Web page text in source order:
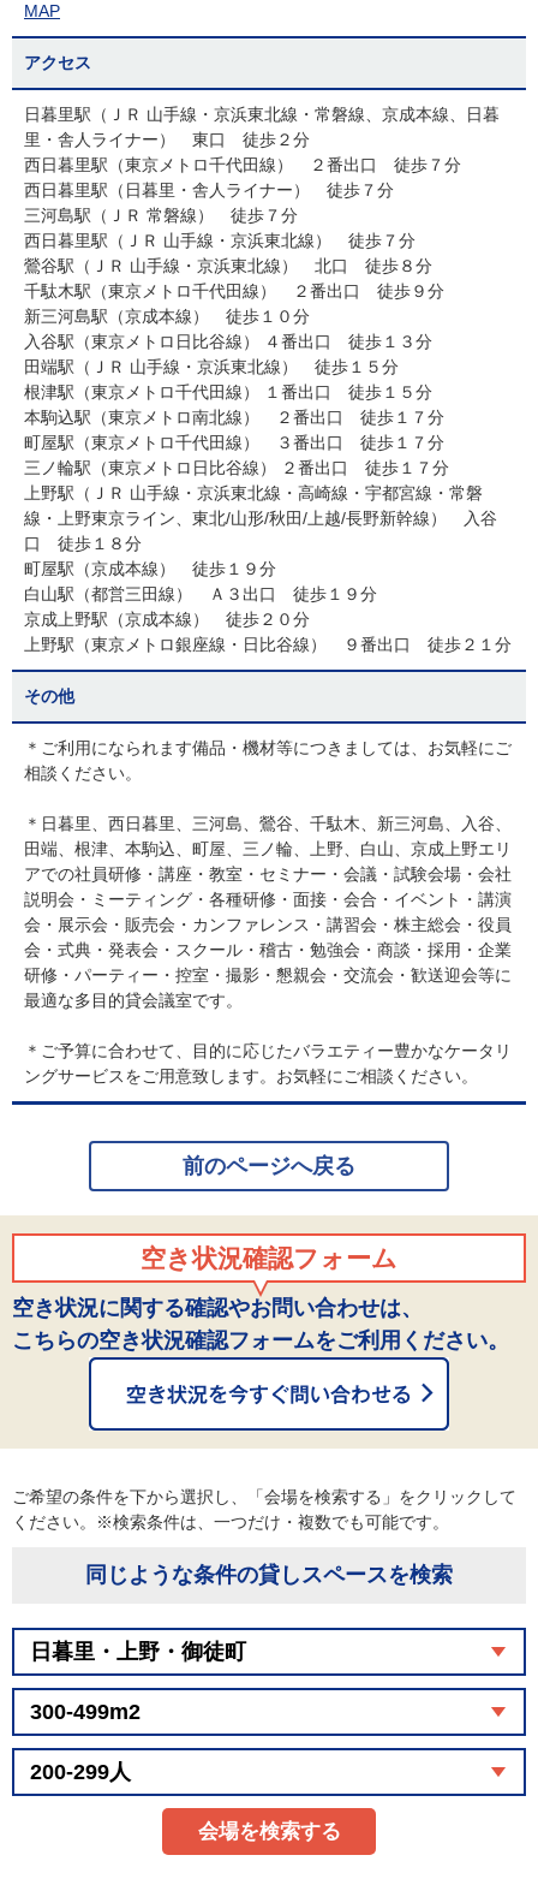
MAP
アクセス
日暮里駅（ＪＲ 山手線・京浜東北線・常磐線、京成本線、日暮
里・舎人ライナー） 東口 徒歩２分
西日暮里駅（東京メトロ千代田線） ２番出口 徒歩７分
西日暮里駅（日暮里・舎人ライナー） 徒歩７分
三河島駅（ＪＲ 常磐線） 徒歩７分
西日暮里駅（ＪＲ 山手線・京浜東北線） 徒歩７分
鶯谷駅（ＪＲ 山手線・京浜東北線） 北口 徒歩８分
千駄木駅（東京メトロ千代田線） ２番出口 徒歩９分
新三河島駅（京成本線） 徒歩１０分
入谷駅（東京メトロ日比谷線） ４番出口 徒歩１３分
田端駅（ＪＲ 山手線・京浜東北線） 徒歩１５分
根津駅（東京メトロ千代田線） １番出口 徒歩１５分
本駒込駅（東京メトロ南北線） ２番出口 徒歩１７分
町屋駅（東京メトロ千代田線） ３番出口 徒歩１７分
三ノ輪駅（東京メトロ日比谷線） ２番出口 徒歩１７分
上野駅（ＪＲ 山手線・京浜東北線・高崎線・宇都宮線・常磐
線・上野東京ライン、東北/山形/秋田/上越/長野新幹線） 入谷
口 徒歩１８分
町屋駅（京成本線） 徒歩１９分
白山駅（都営三田線） Ａ３出口 徒歩１９分
京成上野駅（京成本線） 徒歩２０分
上野駅（東京メトロ銀座線・日比谷線） ９番出口 徒歩２１分
その他
＊ご利用になられます備品・機材等につきましては、お気軽にご
相談ください。
＊日暮里、西日暮里、三河島、鶯谷、千駄木、新三河島、入谷、
田端、根津、本駒込、町屋、三ノ輪、上野、白山、京成上野エリ
アでの社員研修・講座・教室・セミナー・会議・試験会場・会社
説明会・ミーティング・各種研修・面接・会合・イベント・講演
会・展示会・販売会・カンファレンス・講習会・株主総会・役員
会・式典・発表会・スクール・稽古・勉強会・商談・採用・企業
研修・パーティー・控室・撮影・懇親会・交流会・歓送迎会等に
最適な多目的貸会議室です。
＊ご予算に合わせて、目的に応じたバラエティー豊かなケータリ
ングサービスをご用意致します。お気軽にご相談ください。
前のページへ戻る
空き状況確認フォーム
空き状況に関する確認やお問い合わせは、
こちらの空き状況確認フォームをご利用ください。
ご希望の条件を下から選択し、「会場を検索する」をクリックして
ください。※検索条件は、一つだけ・複数でも可能です。
同じような条件の貸しスペースを検索
会場を検索する